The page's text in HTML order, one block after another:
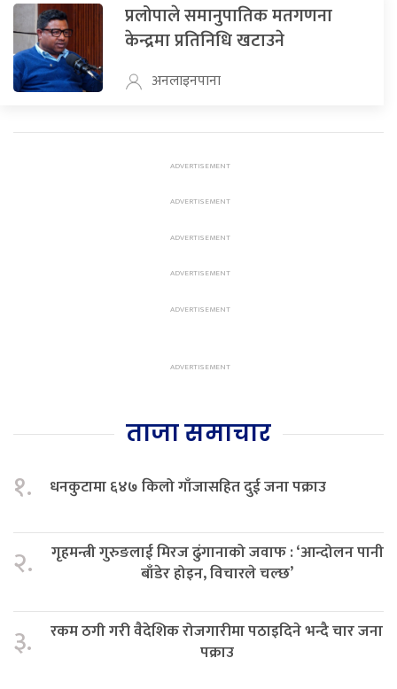
प्रलोपाले समानुपातिक मतगणना
केन्द्रमा प्रतिनिधि खटाउने
अनलाइनपाना
ताजा समाचार
१. धनकुटामा ६४७ किलो गाँजासहित दुई जना पक्राउ
२.
गृहमन्त्री गुरुङलाई मिरज ढुंगानाको जवाफ : ‘आन्दोलन पानी
बाँडेर होइन, विचारले चल्छ’
३.
रकम ठगी गरी वैदेशिक रोजगारीमा पठाइदिने भन्दै चार जना
पक्राउ